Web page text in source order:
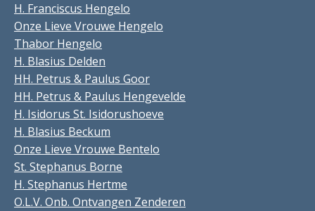
H. Franciscus Hengelo
Onze Lieve Vrouwe Hengelo
Thabor Hengelo
H. Blasius Delden
HH. Petrus & Paulus Goor
HH. Petrus & Paulus Hengevelde
H. Isidorus St. Isidorushoeve
H. Blasius Beckum
Onze Lieve Vrouwe Bentelo
St. Stephanus Borne
H. Stephanus Hertme
O.L.V. Onb. Ontvangen Zenderen